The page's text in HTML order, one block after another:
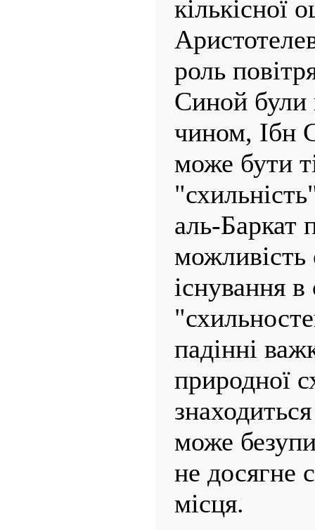
кількісної
роль
Синой були
чином, Ібн
може бути
аль-Баркат
можливість
існування в
падінні
природної
може
не досягне
місця.